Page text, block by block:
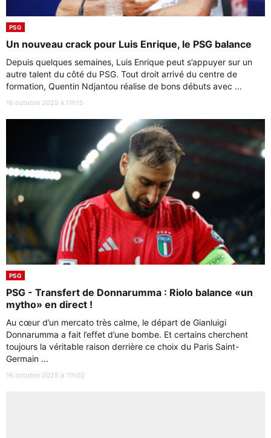
PSG
Un nouveau crack pour Luis Enrique, le PSG balance
Depuis quelques semaines, Luis Enrique peut s’appuyer sur un
autre talent du côté du PSG. Tout droit arrivé du centre de
formation, Quentin Ndjantou réalise de bons débuts avec ...
16 octobre 2025 à 11h15
PSG
PSG - Transfert de Donnarumma : Riolo balance «un
mytho» en direct !
Au cœur d’un mercato très calme, le départ de Gianluigi
Donnarumma a fait l’effet d’une bombe. Et certains cherchent
toujours la véritable raison derrière ce choix du Paris Saint-
Germain ...
16 octobre 2025 à 11h00